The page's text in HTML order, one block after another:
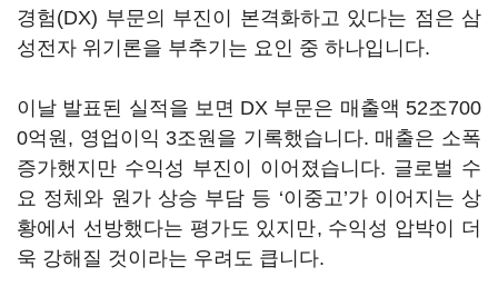
경험 (DX) 부문의 부진이 본격화하고 있다는 점은 삼
성전자 위기론을 부추기는 요인 중 하나입니다.
이날 발표된 실적을 보면 DX 부문은 매출액52조700
0억원 , 영업이익 3조원을 기록했습니다. 매출은 소폭
증가했지만 수익성 부진이 이어졌습니다. 글로벌 수
요 정체와 원가 상승 부담 등 ‘이중고’가 이어지는 상
황에서 선방했다는 평가도 있지만, 수익성 압박이 더
욱 강해질 것이라는 우려도 큽니다.